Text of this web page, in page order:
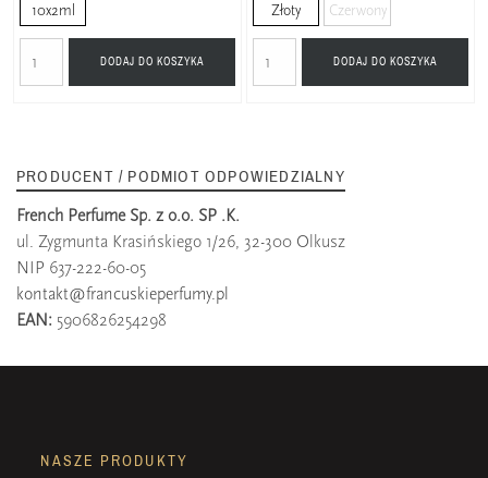
10x2ml
DODAJ DO KOSZYKA
Złoty Czerwony
DODAJ DO KOSZYKA
PRODUCENT / PODMIOT ODPOWIEDZIALNY
French Perfume Sp. z o.o. SP .K.
ul. Zygmunta Krasińskiego 1/26, 32-300 Olkusz
NIP 637-222-60-05
kontakt@francuskieperfumy.pl
EAN: 5906826254298
NASZE PRODUKTY